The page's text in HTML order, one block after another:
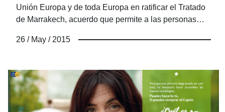
Unión Europa y de toda Europa en ratificar el Tratado
de Marrakech, acuerdo que permite a las personas
problemas de derechos de autor.
26 / May / 2015